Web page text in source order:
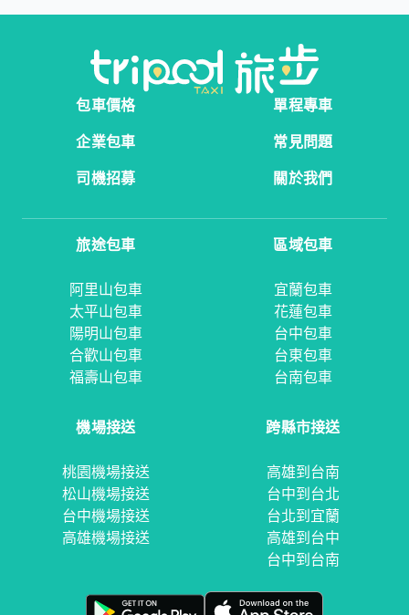
包車價格
單程專車
企業包車
常見問題
司機招募
關於我們
旅途包車
阿里山包車
太平山包車
陽明山包車
合歡山包車
福壽山包車
區域包車
宜蘭包車
花蓮包車
台中包車
台東包車
台南包車
機場接送
桃園機場接送
松山機場接送
台中機場接送
高雄機場接送
跨縣市接送
高雄到台南
台中到台北
台北到宜蘭
高雄到台中
台中到台南